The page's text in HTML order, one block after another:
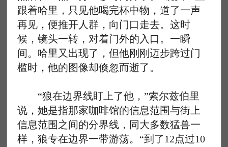
跟着哈里，只见他喝完杯中物，道了一声
再见，便推开人群，向门口走去。这时
候，镜头一转，对着门外的入口。一瞬
间。哈里又出现了，但他刚刚迈步跨过门
槛时，他的图像却倏忽而逝了。
“狼在边界线盯上了他，”索尔兹伯里
说，她是指那家咖啡馆的信息范围与街上
信息范围之间的分界线，同大多数猛兽一
样，狼专在边界一带游荡。“到了12点过10